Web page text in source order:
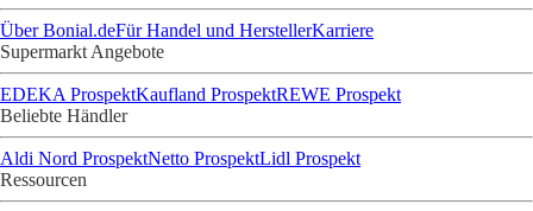
Über Bonial.deFür Handel und HerstellerKarriere
Supermarkt Angebote
EDEKA ProspektKaufland ProspektREWE Prospekt
Beliebte Händler
Aldi Nord ProspektNetto ProspektLidl Prospekt
Ressourcen